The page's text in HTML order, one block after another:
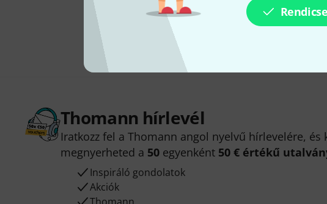
Thomann hírlevél
Iratkozz fel a Thomann angol nyelvű hírlevelére, és
megnyerheted a 50 egyenként 50 € értékű
Inspiráló gondolatok
Akciók